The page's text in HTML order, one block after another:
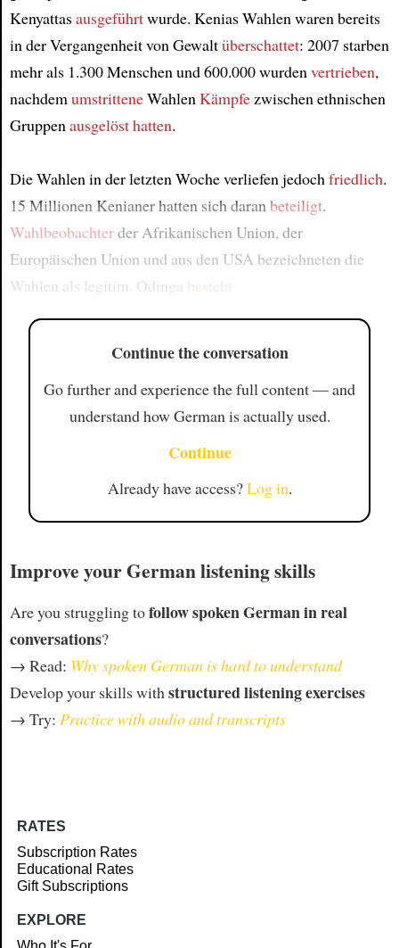
Article
Kenyattasausgeführtwurde. Kenias Wahlen waren bereits
in der Vergangenheit von Gewaltüberschattet: 2007 starben
mehr als 1.300 Menschen und 600.000 wurdenvertrieben,
nachdemumstritteneWahlenKämpfezwischen ethnischen
Gruppenausgelöst hatten.
Die Wahlen in der letzten Woche verliefen jedochfriedlich.
15 Millionen Kenianer hatten sich daranbeteiligt.
Wahlbeobachterder Afrikanischen Union, der
Europäischen Union und aus den USA bezeichneten die
Wahlen als legitim. Odinga besteht
Continue the conversation
Go further and experience the full content — and
understand how German is actually used.
Continue
Already have access?Log in.
Improve your German listening skills
Are you struggling tofollow spoken German in real
conversations?
→ Read: Why spoken German is hard to understand
Develop your skills with structured listening exercises
→ Try: Practice with audio and transcripts
RATES
Subscription Rates
Educational Rates
Gift Subscriptions
EXPLORE